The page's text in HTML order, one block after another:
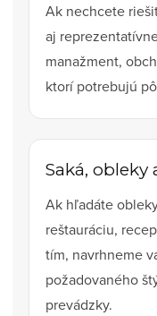
Ak nechcete
aj
manažment,
ktorí potrebujú
Saká, obleky
Ak hľadáte
reštauráciu,
tím, navrhneme
požadovaného
prevádzky.